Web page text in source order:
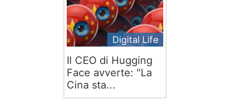
Digital Life
Il CEO di Hugging
Face avverte: "La
Cina sta...